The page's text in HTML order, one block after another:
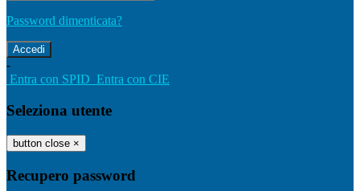
Password dimenticata?
-
Entra con SPID Entra con CIE
Seleziona utente
button close ×
Recupero password